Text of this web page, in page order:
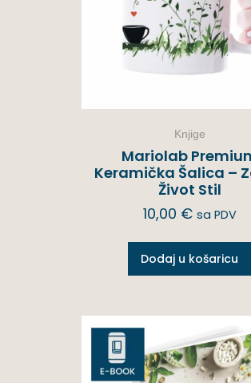
Knjige
Mariolab
Keramička Šalica –
Život Stil
10,00 € sa PDV
Dodaj u košaricu